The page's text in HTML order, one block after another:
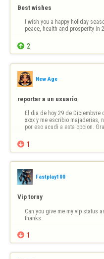
Best wishes
I wish you a happy holiday
peace, health and prosperity in
 2
New Age
reportar a un usuario
El dia de hoy 29 de
xxxx y me escribio majaderias,
por eso acudi a esta opcion.
 1
Fastplay100
Vip torny
Can you give me my vip status
thanks
 1